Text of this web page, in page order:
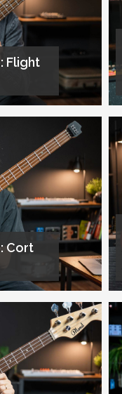
Flight
Cort